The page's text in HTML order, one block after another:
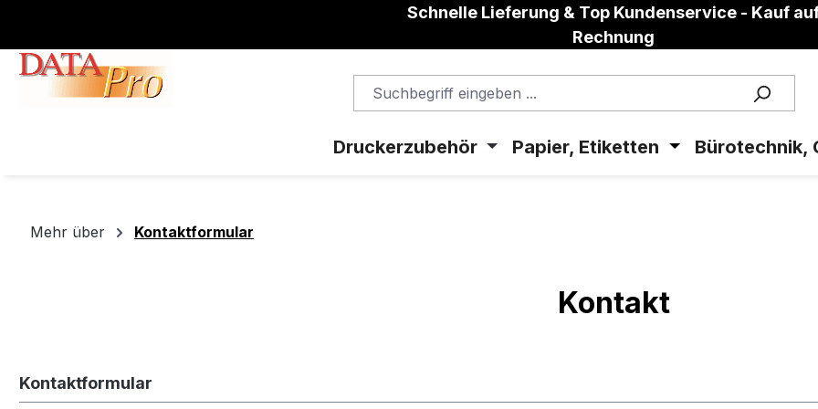
Schnelle Lieferung & Top Kundenservice - Kauf
Rechnung
Druckerzubehör Papier, Etiketten Bürotechnik,
Mehr über Kontaktformular
Kontakt
Kontaktformular